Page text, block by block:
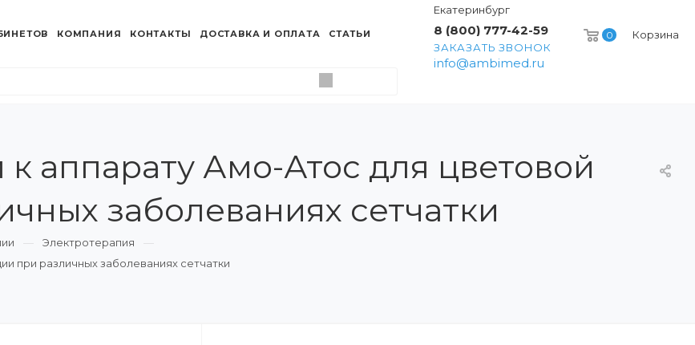
0 Корзина
Екатеринбург
8 (800) 777-42-59
ЗАКАЗАТЬ ЗВОНОК
info@ambimed.ru
КОМПАНИЯ КОНТАКТЫ ДОСТАВКА И ОПЛАТА СТАТЬИ
аппарату Амо-Атос для цветовой
заболеваниях сетчатки
Электротерапия
при различных заболеваниях сетчатки